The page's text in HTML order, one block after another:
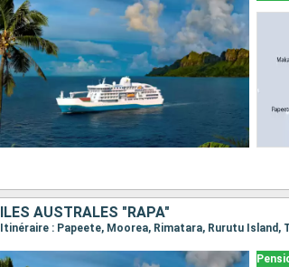
ILES AUSTRALES "RAPA"
Itinéraire : Papeete, Moorea, Rimatara, Rurutu Island,